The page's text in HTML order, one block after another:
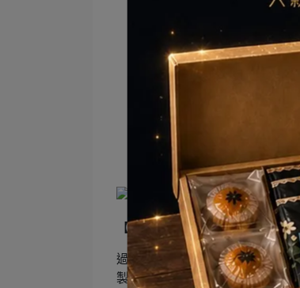
Ponpie限定的幸福臺灣味
【 漫波 Ripple 】為Ponpie與南
過去淡水河沿岸的三蘆、板橋、
製作薰花包種茶所需原料。為